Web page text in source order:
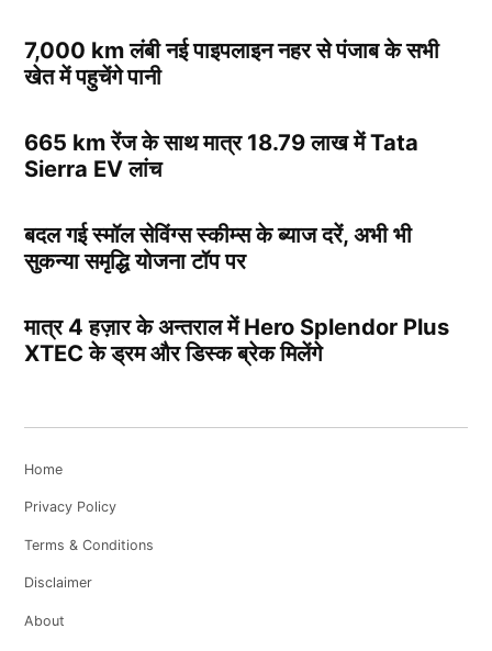
7,000 km लंबी नई पाइपलाइन नहर से पंजाब के सभी
खेत में पहुचेंगे पानी
665 km रेंज के साथ मात्र 18.79 लाख में Tata
Sierra EV लांच
बदल गई स्मॉल सेविंग्स स्कीम्स के ब्याज दरें, अभी भी
सुकन्या समृद्धि योजना टॉप पर
मात्र 4 हज़ार के अन्तराल में Hero Splendor Plus
XTEC के ड्रम और डिस्क ब्रेक मिलेंगे
Home
Privacy Policy
Terms & Conditions
Disclaimer
About